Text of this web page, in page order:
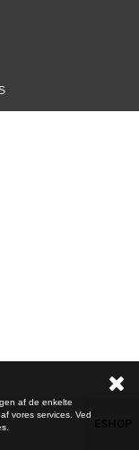
af de enkelte
vores services. Ved